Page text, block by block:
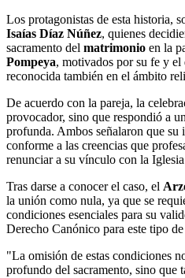
Los protagonistas de esta historia,
Isaías Díaz Núñez, quienes
sacramento del matrimonio en la
Pompeya, motivados por su fe y el
reconocida también en el ámbito
De acuerdo con la pareja, la
provocador, sino que respondió a
profunda. Ambos señalaron que
conforme a las creencias que
renunciar a su vínculo con la
Tras darse a conocer el caso, el
la unión como nula, ya que se
condiciones esenciales para su
Derecho Canónico para este tipo
"La omisión de estas condiciones
profundo del sacramento, sino que